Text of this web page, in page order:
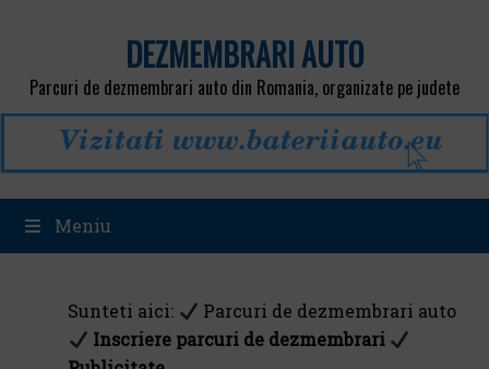
DEZMEMBRARI AUTO
Parcuri de dezmembrari auto din Romania, organizate pe judete
Meniu
Sunteti aici:
Parcuri de dezmembrari auto
Inscriere parcuri de dezmembrari